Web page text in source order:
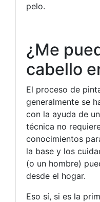
pelo.
¿Me
cabello
El proceso de
generalmente se
con la ayuda de
técnica no
conocimientos
la base y los
(o un hombre)
desde el hogar.
Eso sí, si es la